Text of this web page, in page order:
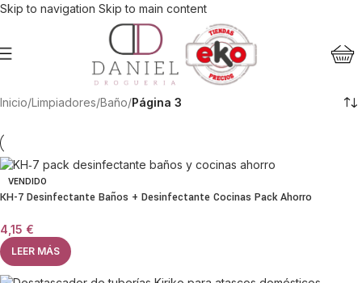
Skip to navigation Skip to main content
Inicio/Limpiadores/Baño/Página 3
VENDIDO
KH-7 Desinfectante Baños + Desinfectante Cocinas Pack Ahorro
4,15 €
LEER MÁS